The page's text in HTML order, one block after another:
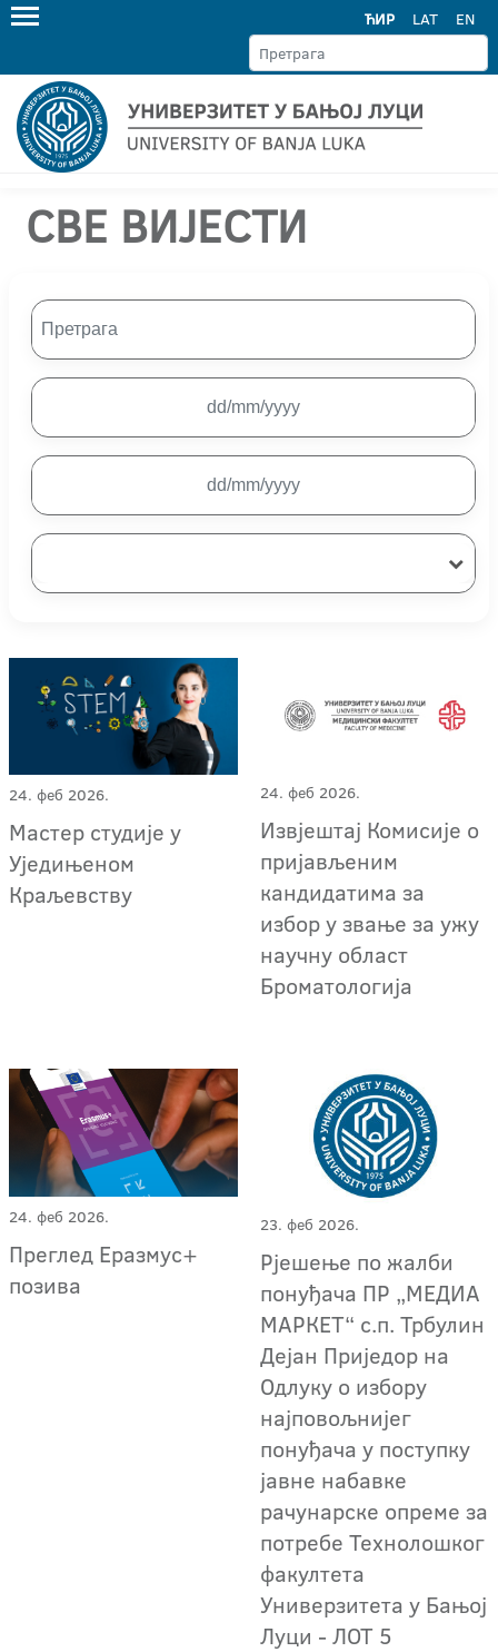
ЋИР LAT EN
СВЕ ВИЈЕСТИ
24. феб 2026.
Мастер студије у
Уједињеном
Краљевству
24. феб 2026.
Извјештај Комисије о
пријављеним
кандидатима за
избор у звање за ужу
научну област
Броматологија
24. феб 2026.
Преглед Еразмус+
позива
23. феб 2026.
Рјешење по жалби
понуђача ПР „МЕДИА
МАРКЕТ“ с.п. Трбулин
Дејан Приједор на
Одлуку о избору
најповољнијег
понуђача у поступку
јавне набавке
рачунарске опреме за
потребе Технолошког
факултета
Универзитета у Бањој
Луци - ЛОТ 5